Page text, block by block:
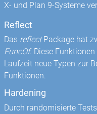
X- und Plan 9-Systeme
Reflect
Das reflectPackage hat
FuncOf. Diese
Laufzeit neue Typen zur
Funktionen.
Hardening
Durch randomisierte